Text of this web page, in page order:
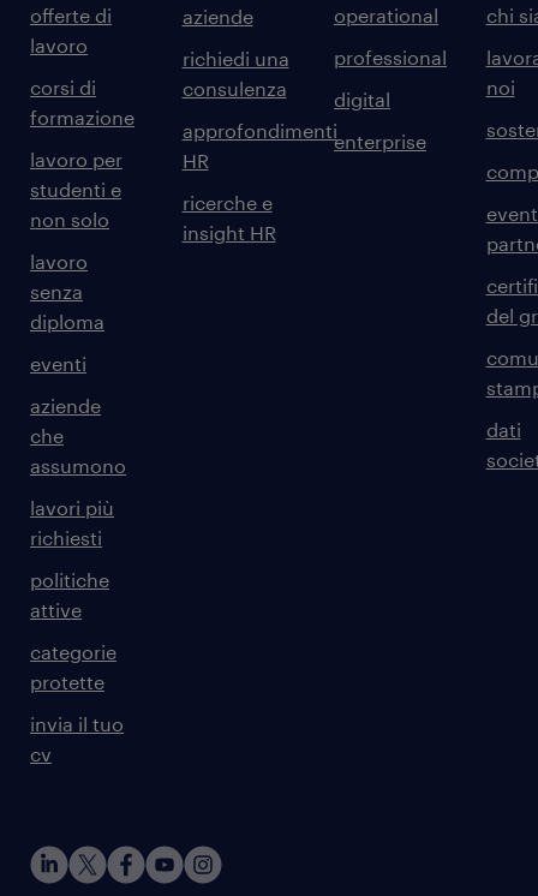
offerte di
lavoro
corsi di
formazione
lavoro per
studenti e
non solo
lavoro
senza
diploma
eventi
aziende
che
assumono
lavori più
richiesti
politiche
attive
categorie
protette
invia il tuo
cv
aziende
richiedi una
consulenza
approfondimenti
HR
ricerche e
insight HR
operational
professional
digital
enterprise
chi
noi
del
dati